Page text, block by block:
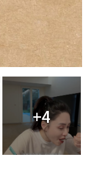
+4